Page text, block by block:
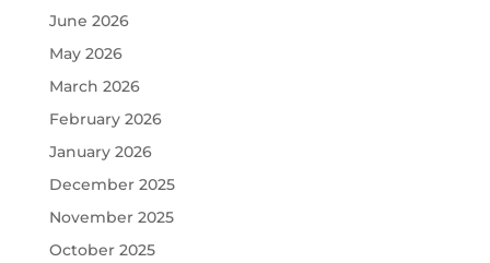
June 2026
May 2026
March 2026
February 2026
January 2026
December 2025
November 2025
October 2025